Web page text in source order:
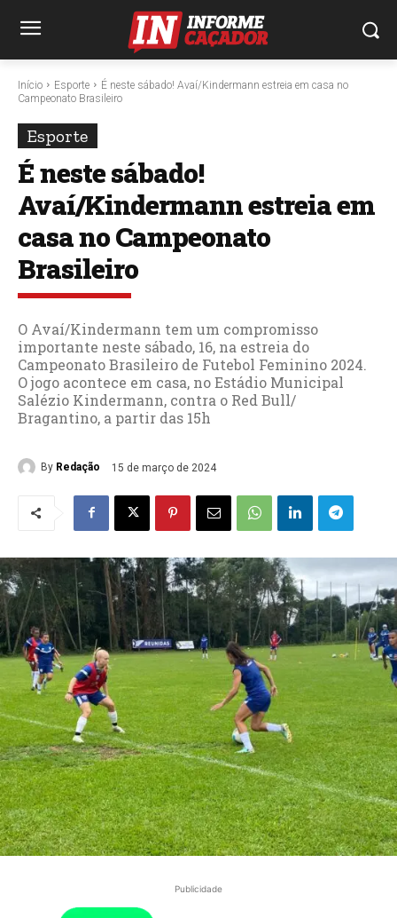
Início Esporte
É neste sábado! Avaí/Kindermann estreia em casa no
Campeonato Brasileiro
Esporte
É neste sábado!
Avaí/Kindermann estreia em
casa no Campeonato
Brasileiro
O Avaí/Kindermann tem um compromisso
importante neste sábado, 16, na estreia do
Campeonato Brasileiro de Futebol Feminino 2024.
O jogo acontece em casa, no Estádio Municipal
Salézio Kindermann, contra o Red Bull/
Bragantino, a partir das 15h
By Redação 15 de março de 2024
Publicidade